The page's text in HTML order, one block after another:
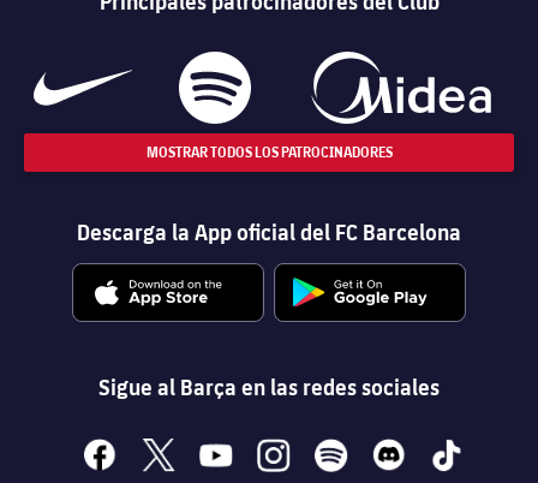
MOSTRAR TODOS LOS PATROCINADORES
Descarga la App oficial del FC Barcelona
Sigue al Barça en las redes sociales
facebook
x youtubeinstagramspotify discord tiktok